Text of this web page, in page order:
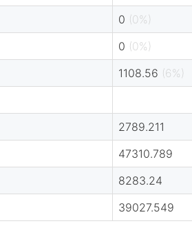
0 (0%)
0 (0%)
1108.56 (6%)
2789.211
47310.789
8283.24
39027.549